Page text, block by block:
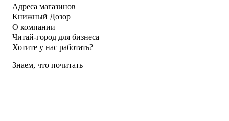
Адреса магазинов
Книжный Дозор
О компании
Читай-город для бизнеса
Хотите у нас работать?
Знаем, что почитать